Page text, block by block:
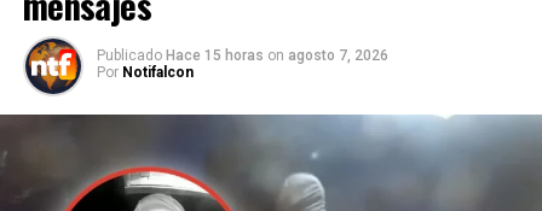
Publicado Hace 15 horas on agosto 7, 2026
Por Notifalcon